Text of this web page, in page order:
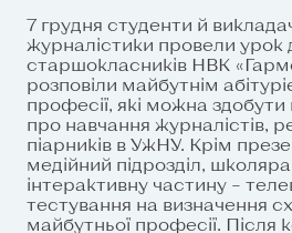
7 грудня студенти й
журналістики провели урок
старшокласників НВК
розповіли майбутнім
професії, які можна здобути
про навчання журналістів,
піарників в УжНУ. Крім
медійний підрозділ,
інтерактивну частину –
тестування на визначення
майбутньої професії. Після